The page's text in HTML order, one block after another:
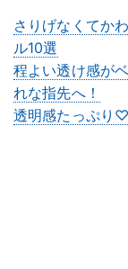
さりげなくてか
ル10選
程よい透け感が
れな指先へ！
透明感たっぷり